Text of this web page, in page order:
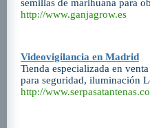
semillas de marihuana para
http://www.ganjagrow.es
Videovigilancia en Madrid
Tienda especializada en
para seguridad, iluminación
http://